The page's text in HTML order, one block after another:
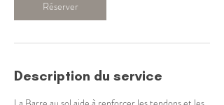
Réserver
Description du service